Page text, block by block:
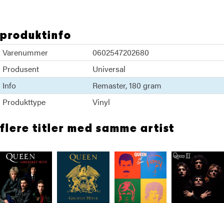
produktinfo
Varenummer
0602547202680
Produsent
Universal
Info
Remaster 180 gram
Produkttype
Vinyl
flere titler med samme artist